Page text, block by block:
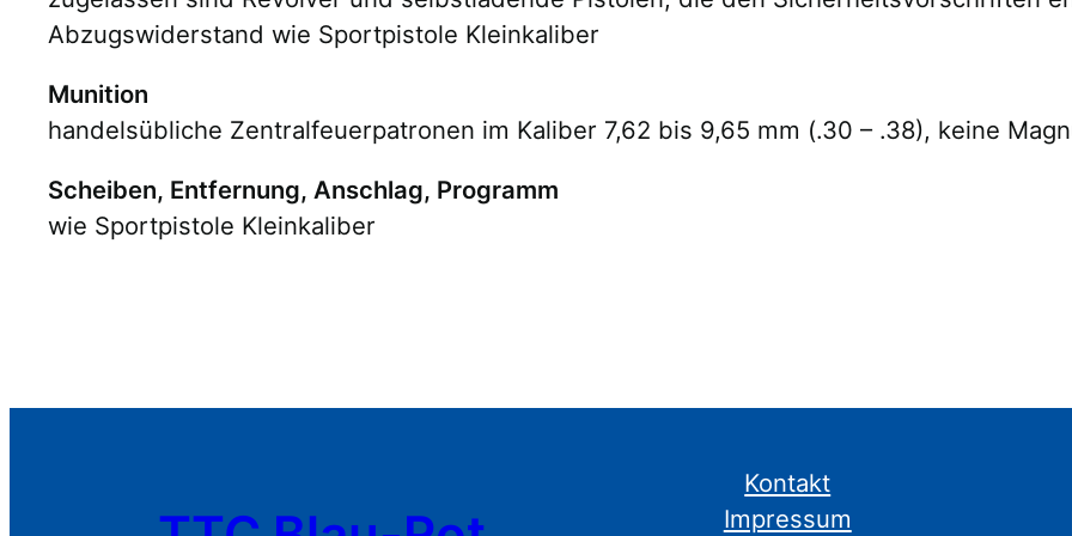
Abzugswiderstand wie Sportpistole Kleinkaliber
Munition
handelsübliche Zentralfeuerpatronen im Kaliber 7,62 bis 9,65 mm (.30 – .38), keine
Scheiben, Entfernung, Anschlag, Programm
wie Sportpistole Kleinkaliber
Kontakt
Impressum